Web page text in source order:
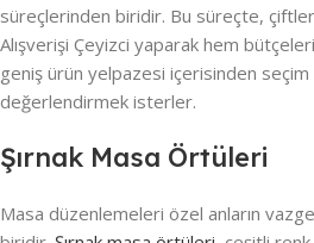
süreçlerinden biridir. Bu süreçte,
Alışverişi Çeyizci yaparak hem
geniş ürün yelpazesi içerisinden seçim
değerlendirmek isterler.
Şırnak Masa Örtüleri
Masa düzenlemeleri özel anların